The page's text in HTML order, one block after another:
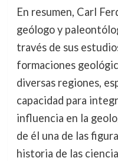
En resumen, Carl
geólogo y
través de sus
formaciones
diversas regiones,
capacidad para
influencia en la
de él una de las
historia de las